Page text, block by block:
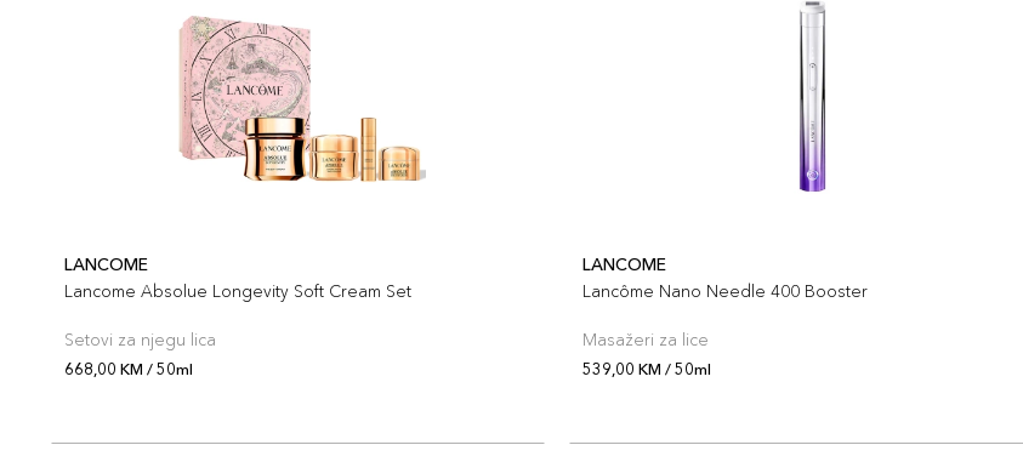
LANCOME
Lancome Absolue Longevity Soft Cream Set
Setovi za njegu lica
668,00 KM / 50ml
LANCOME
Lancôme Nano Needle 400 Booster
Masažeri za lice
539,00 KM / 50ml